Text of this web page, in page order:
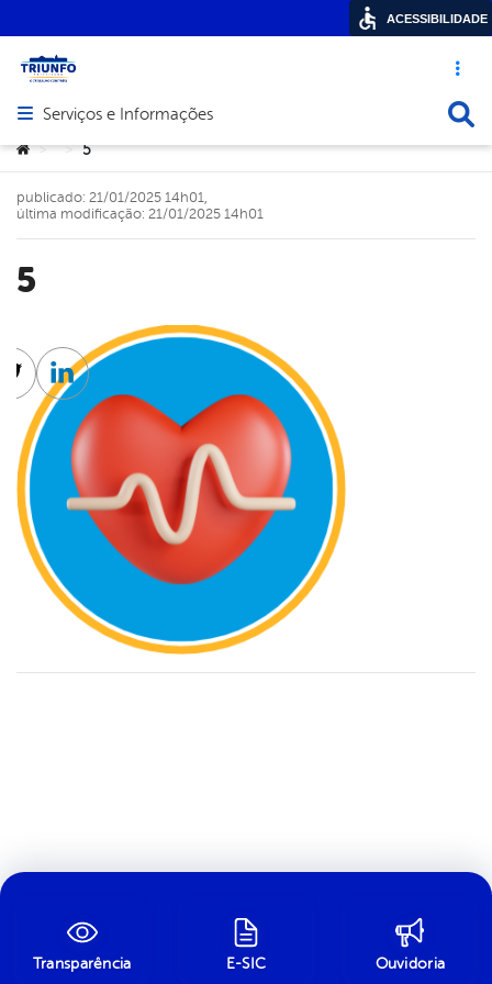
Acesso
Abrir menu principal de navegação
Serviços e Informações
Você está aqui:
> > 5
5
publicado: 21/01/2025 14h01,
última modificação: 21/01/2025 14h01
Twitter
Linkedin
Transparência E-SIC Ouvidoria
ACESSIBILIDADE